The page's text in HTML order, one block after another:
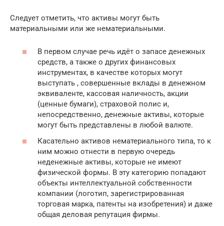
Следует отметить, что активы могут быть
материальными или же нематериальными.
В первом случае речь идёт о запасе денежных
средств, а также о других финансовых
инструментах, в качестве которых могут
выступать , совершенные вклады в денежном
эквиваленте, кассовая наличность, акции
(ценные бумаги), страховой полис и,
непосредственно, денежные активы, которые
могут быть представлены в любой валюте.
Касательно активов нематериального типа, то к
ним можно отнести в первую очередь
неденежные активы, которые не имеют
физической формы. В эту категорию попадают
объекты интеллектуальной собственности
компании (логотип, зарегистрированная
торговая марка, патенты на изобретения) и даже
общая деловая репутация фирмы.